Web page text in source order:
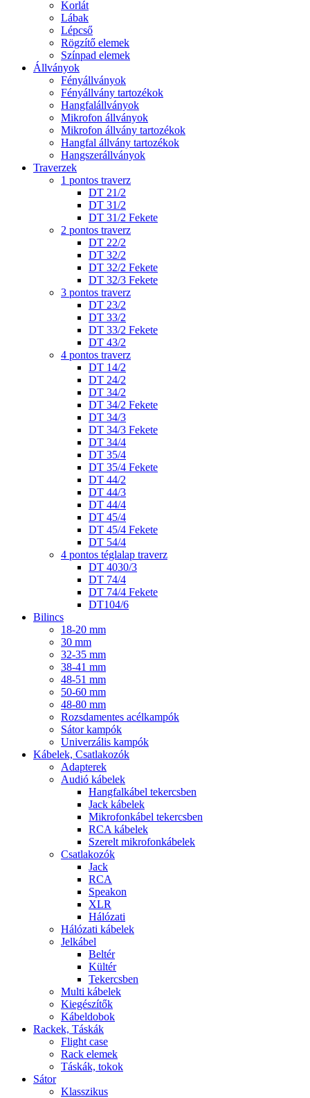
Korlát
Lábak
Lépcső
Rögzítő elemek
Színpad elemek
Állványok
Fényállványok
Fényállvány tartozékok
Hangfalállványok
Mikrofon állványok
Mikrofon állvány tartozékok
Hangfal állvány tartozékok
Hangszerállványok
Traverzek
1 pontos traverz
DT 21/2
DT 31/2
DT 31/2 Fekete
2 pontos traverz
DT 22/2
DT 32/2
DT 32/2 Fekete
DT 32/3 Fekete
3 pontos traverz
DT 23/2
DT 33/2
DT 33/2 Fekete
DT 43/2
4 pontos traverz
DT 14/2
DT 24/2
DT 34/2
DT 34/2 Fekete
DT 34/3
DT 34/3 Fekete
DT 34/4
DT 35/4
DT 35/4 Fekete
DT 44/2
DT 44/3
DT 44/4
DT 45/4
DT 45/4 Fekete
DT 54/4
4 pontos téglalap traverz
DT 4030/3
DT 74/4
DT 74/4 Fekete
DT104/6
Bilincs
18-20 mm
30 mm
32-35 mm
38-41 mm
48-51 mm
50-60 mm
48-80 mm
Rozsdamentes acélkampók
Sátor kampók
Univerzális kampók
Kábelek, Csatlakozók
Adapterek
Audió kábelek
Hangfalkábel tekercsben
Jack kábelek
Mikrofonkábel tekercsben
RCA kábelek
Szerelt mikrofonkábelek
Csatlakozók
Jack
RCA
Speakon
XLR
Hálózati
Hálózati kábelek
Jelkábel
Beltér
Kültér
Tekercsben
Multi kábelek
Kiegészítők
Kábeldobok
Rackek, Táskák
Flight case
Rack elemek
Táskák, tokok
Sátor
Klasszikus